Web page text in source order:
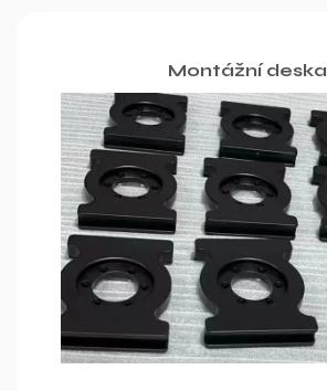
Montážní deska